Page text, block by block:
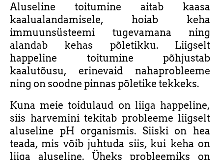
Aluseline toitumine aitab kaasa
kaalualandamisele, hoiab keha
immuunsüsteemi tugevamana ning
alandab kehas põletikku. Liigselt
happeline toitumine põhjustab
kaalutõusu, erinevaid nahaprobleeme
ning on soodne pinnas põletike tekkeks.
Kuna meie toidulaud on liiga happeline,
siis harvemini tekitab probleeme liigselt
aluseline pH organismis. Siiski on hea
teada, mis võib juhtuda siis, kui keha on
liiga aluseline. Üheks probleemiks on